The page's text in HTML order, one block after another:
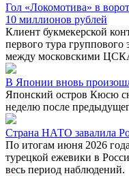
Гол «Локомотива» в
10 миллионов рублей
Клиент букмекерской
первого тура
между московскими
В Японии вновь
Японский остров Кюсю
неделю после
Страна НАТО завалила
По итогам июня 2026
турецкой ежевики в
весь период наблюдений.